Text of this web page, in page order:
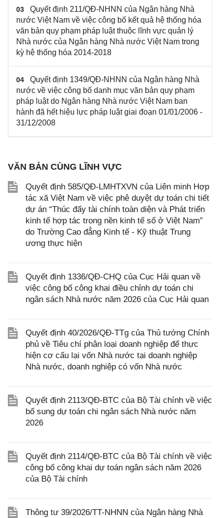
03
Quyết định 211/QĐ-NHNN của Ngân hàng Nhà
nước Việt Nam về việc công bố kết quả hệ thống hóa
văn bản quy phạm pháp luật thuộc lĩnh vực quản lý
Nhà nước của Ngân hàng Nhà nước Việt Nam trong
kỳ hệ thống hóa 2014-2018
04
Quyết định 1349/QĐ-NHNN của Ngân hàng Nhà
nước về việc công bố danh mục văn bản quy phạm
pháp luật do Ngân hàng Nhà nước Việt Nam ban
hành đã hết hiệu lực pháp luật giai đoạn 01/01/2006 -
31/12/2008
VĂN BẢN CÙNG LĨNH VỰC
Quyết định 585/QĐ-LMHTXVN của Liên minh Hợp
tác xã Việt Nam về việc phê duyệt dự toán chi tiết
dự án “Thúc đẩy tài chính toàn diện và Phát triển
kinh tế hợp tác trong nền kinh tế số ở Việt Nam”
do Trường Cao đẳng Kinh tế - Kỹ thuật Trung
ương thực hiện
Quyết định 1336/QĐ-CHQ của Cục Hải quan về
việc công bố công khai điều chỉnh dự toán chi
ngân sách Nhà nước năm 2026 của Cục Hải quan
Quyết định 40/2026/QĐ-TTg của Thủ tướng Chính
phủ về Tiêu chí phân loại doanh nghiệp để thực
hiện cơ cấu lại vốn Nhà nước tại doanh nghiệp
Nhà nước, doanh nghiệp có vốn Nhà nước
Quyết định 2113/QĐ-BTC của Bộ Tài chính về việc
bổ sung dự toán chi ngân sách Nhà nước năm
2026
Quyết định 2114/QĐ-BTC của Bộ Tài chính về việc
công bố công khai dự toán ngân sách năm 2026
của Bộ Tài chính
Thông tư 39/2026/TT-NHNN của Ngân hàng Nhà